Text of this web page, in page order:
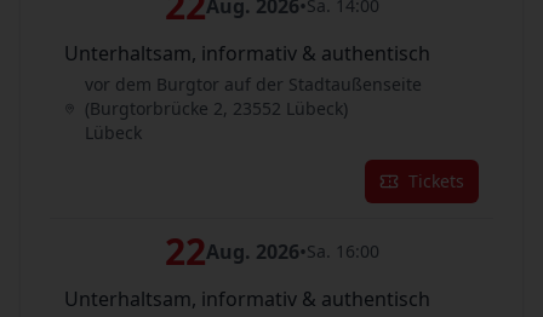
Aug. 2026•Sa. 14:00
Unterhaltsam, informativ & authentisch
vor dem Burgtor auf der Stadtaußenseite
(Burgtorbrücke 2, 23552 Lübeck)
Lübeck
Tickets
22Aug. 2026•Sa. 16:00
Unterhaltsam, informativ & authentisch